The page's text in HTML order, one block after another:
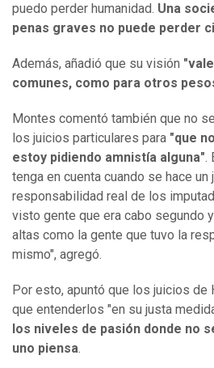
puedo perder humanidad. Una
penas graves no puede perder
Además, añadió que su visión
comunes, como para otros
Montes comentó también que no
los juicios particulares para "que
estoy pidiendo amnistía alguna".
tenga en cuenta cuando se hace un
responsabilidad real de los
visto gente que era cabo segundo
altas como la gente que tuvo la
mismo", agregó.
Por esto, apuntó que los juicios de
que entenderlos "en su justa
los niveles de pasión donde no
uno piensa.